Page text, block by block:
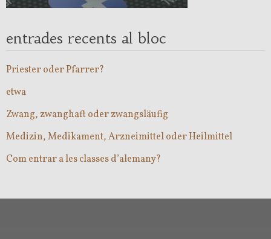
entrades recents al bloc
Priester oder Pfarrer?
etwa
Zwang, zwanghaft oder zwangsläufig
Medizin, Medikament, Arzneimittel oder Heilmittel
Com entrar a les classes d’alemany?